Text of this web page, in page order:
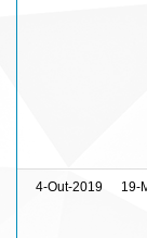
4-Out-2019 19-